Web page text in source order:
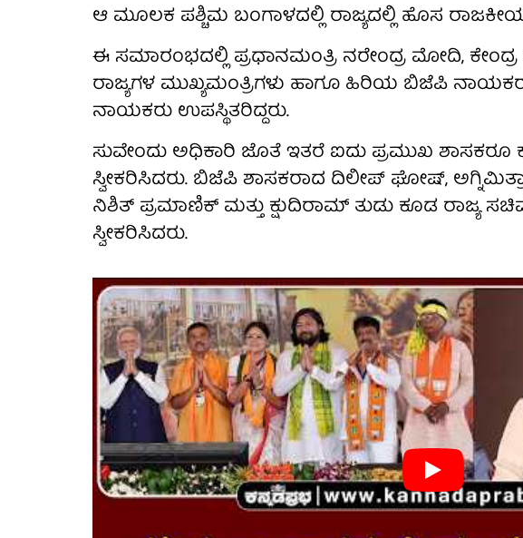
ಆ ಮೂಲಕ ಪಶ್ಚಿಮ ಬಂಗಾಳದಲ್ಲಿ ರಾಜ್ಯದಲ್ಲಿ ಹೊಸ
ಈ ಸಮಾರಂಭದಲ್ಲಿ ಪ್ರಧಾನಮಂತ್ರಿ ನರೇಂದ್ರ ಮೋದಿ,
ರಾಜ್ಯಗಳ ಮುಖ್ಯಮಂತ್ರಿಗಳು ಹಾಗೂ ಹಿರಿಯ ಬಿಜೆಪಿ
ನಾಯಕರು ಉಪಸ್ಥಿತರಿದ್ದರು.
ಸುವೇಂದು ಅಧಿಕಾರಿ ಜೊತೆ ಇತರೆ ಐದು ಪ್ರಮುಖ
ಸ್ವೀಕರಿಸಿದರು. ಬಿಜೆಪಿ ಶಾಸಕರಾದ ದಿಲೀಪ್ ಘೋಷ್,
ನಿಶಿತ್ ಪ್ರಮಾಣಿಕ್ ಮತ್ತು ಕ್ಷುದಿರಾಮ್ ತುಡು ಕೂಡ ರಾಜ್ಯ
ಸ್ವೀಕರಿಸಿದರು.